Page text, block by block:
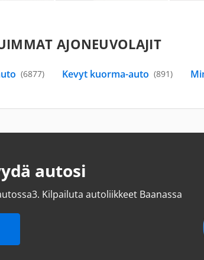
AJONEUVOLAJIT
(6877) (891)
autosi
3. Kilpailuta autoliikkeet Baanassa